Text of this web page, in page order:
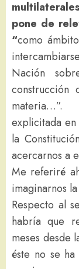
pone de
“como
Nación
materia…”.
explicitada
la
acercarnos a
Me referiré
imaginarnos
Respecto al
habría que
meses desde
éste no se ha